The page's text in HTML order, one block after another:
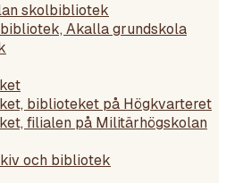
skolbibliotek
Akalla grundskola
biblioteket på Högkvarteret
filialen på Militärhögskolan
och bibliotek